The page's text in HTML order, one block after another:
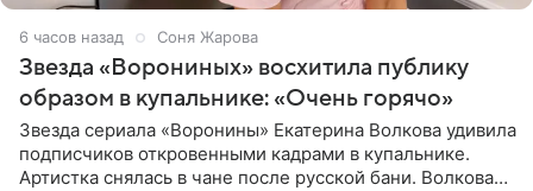
6 часов назад Соня Жарова
Звезда «Ворониных» восхитила публику
образом в купальнике: «Очень горячо»
Звезда сериала «Воронины» Екатерина Волкова удивила
подписчиков откровенными кадрами в купальнике.
Артистка снялась в чане после русской бани. Волкова